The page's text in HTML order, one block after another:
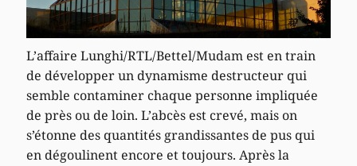
L’affaire Lunghi/RTL/Bettel/Mudam est en train
de développer un dynamisme destructeur qui
semble contaminer chaque personne impliquée
de près ou de loin. L’abcès est crevé, mais on
s’étonne des quantités grandissantes de pus qui
en dégoulinent encore et toujours. Après la